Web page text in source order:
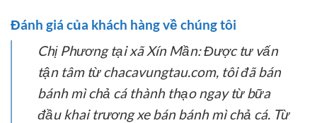
Đánh giá của khách hàng về chúng tôi
Chị Phương tại xã Xín Mần:Được tư vấn
tận tâm từ chacavungtau.com, tôi đã bán
bánh mì chả cá thành thạo ngay từ bữa
đầu khai trương xe bán bánh mì chả cá. Từ